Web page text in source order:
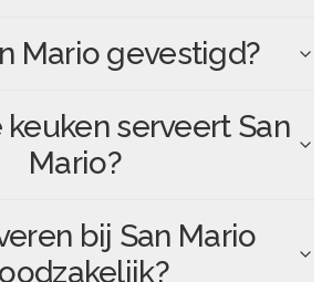
Mario gevestigd?
serveert San
Mario?
bij San Mario